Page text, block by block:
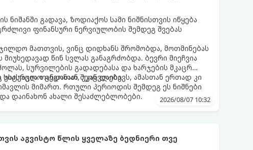
ნიშანში გადავა, ზოდიაქოს სამი ნიშნისთვის იწყება
ფინანსური ნერვიულობის შემდეგ შვებას
მათთვის, ვინც დიდხანს შრომობდა, მოთმინებას
წინ სვლას განაგრძობდა. ბევრი მიეჩვია
სურვილების გადადებასა და ხარჯების მკაცრ
თანდათან შეიცვლება.
გეგონათ, უკან დაიხევს, ამასთან ერთად კი
მიმართ. რთული პერიოდის შემდეგ ეს ნიშნები
დაინახონ ახალი შესაძლებლობები.
2026/08/07 10:32
აგვისტო წლის ყველაზე ბედნიერი თვე